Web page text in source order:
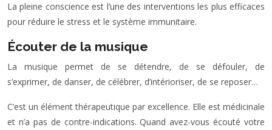
La pleine conscience est l’une des interventions les plus efficaces
pour réduire le stress et le système immunitaire.
Écouter de la musique
La musique permet de se détendre, de se défouler, de
s’exprimer, de danser, de célébrer, d’intérioriser, de se reposer…
C’est un élément thérapeutique par excellence. Elle est médicinale
et n’a pas de contre-indications. Quand avez-vous écouté votre